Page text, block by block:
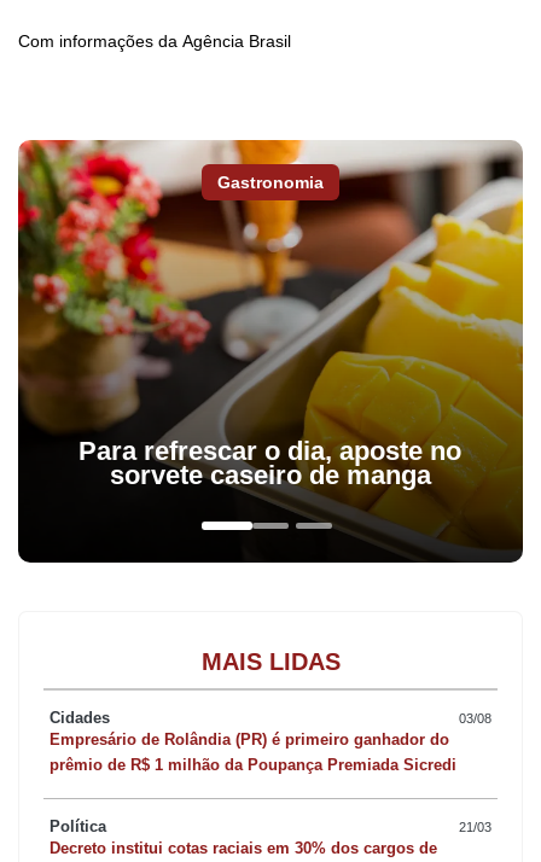
Com informações da Agência Brasil
Gastronomia
Para refrescar o dia, aposte no
sorvete caseiro de manga
MAIS LIDAS
Cidades 03/08
Empresário de Rolândia (PR) é primeiro ganhador do
prêmio de R$ 1 milhão da Poupança Premiada Sicredi
Política 21/03
Decreto institui cotas raciais em 30% dos cargos de